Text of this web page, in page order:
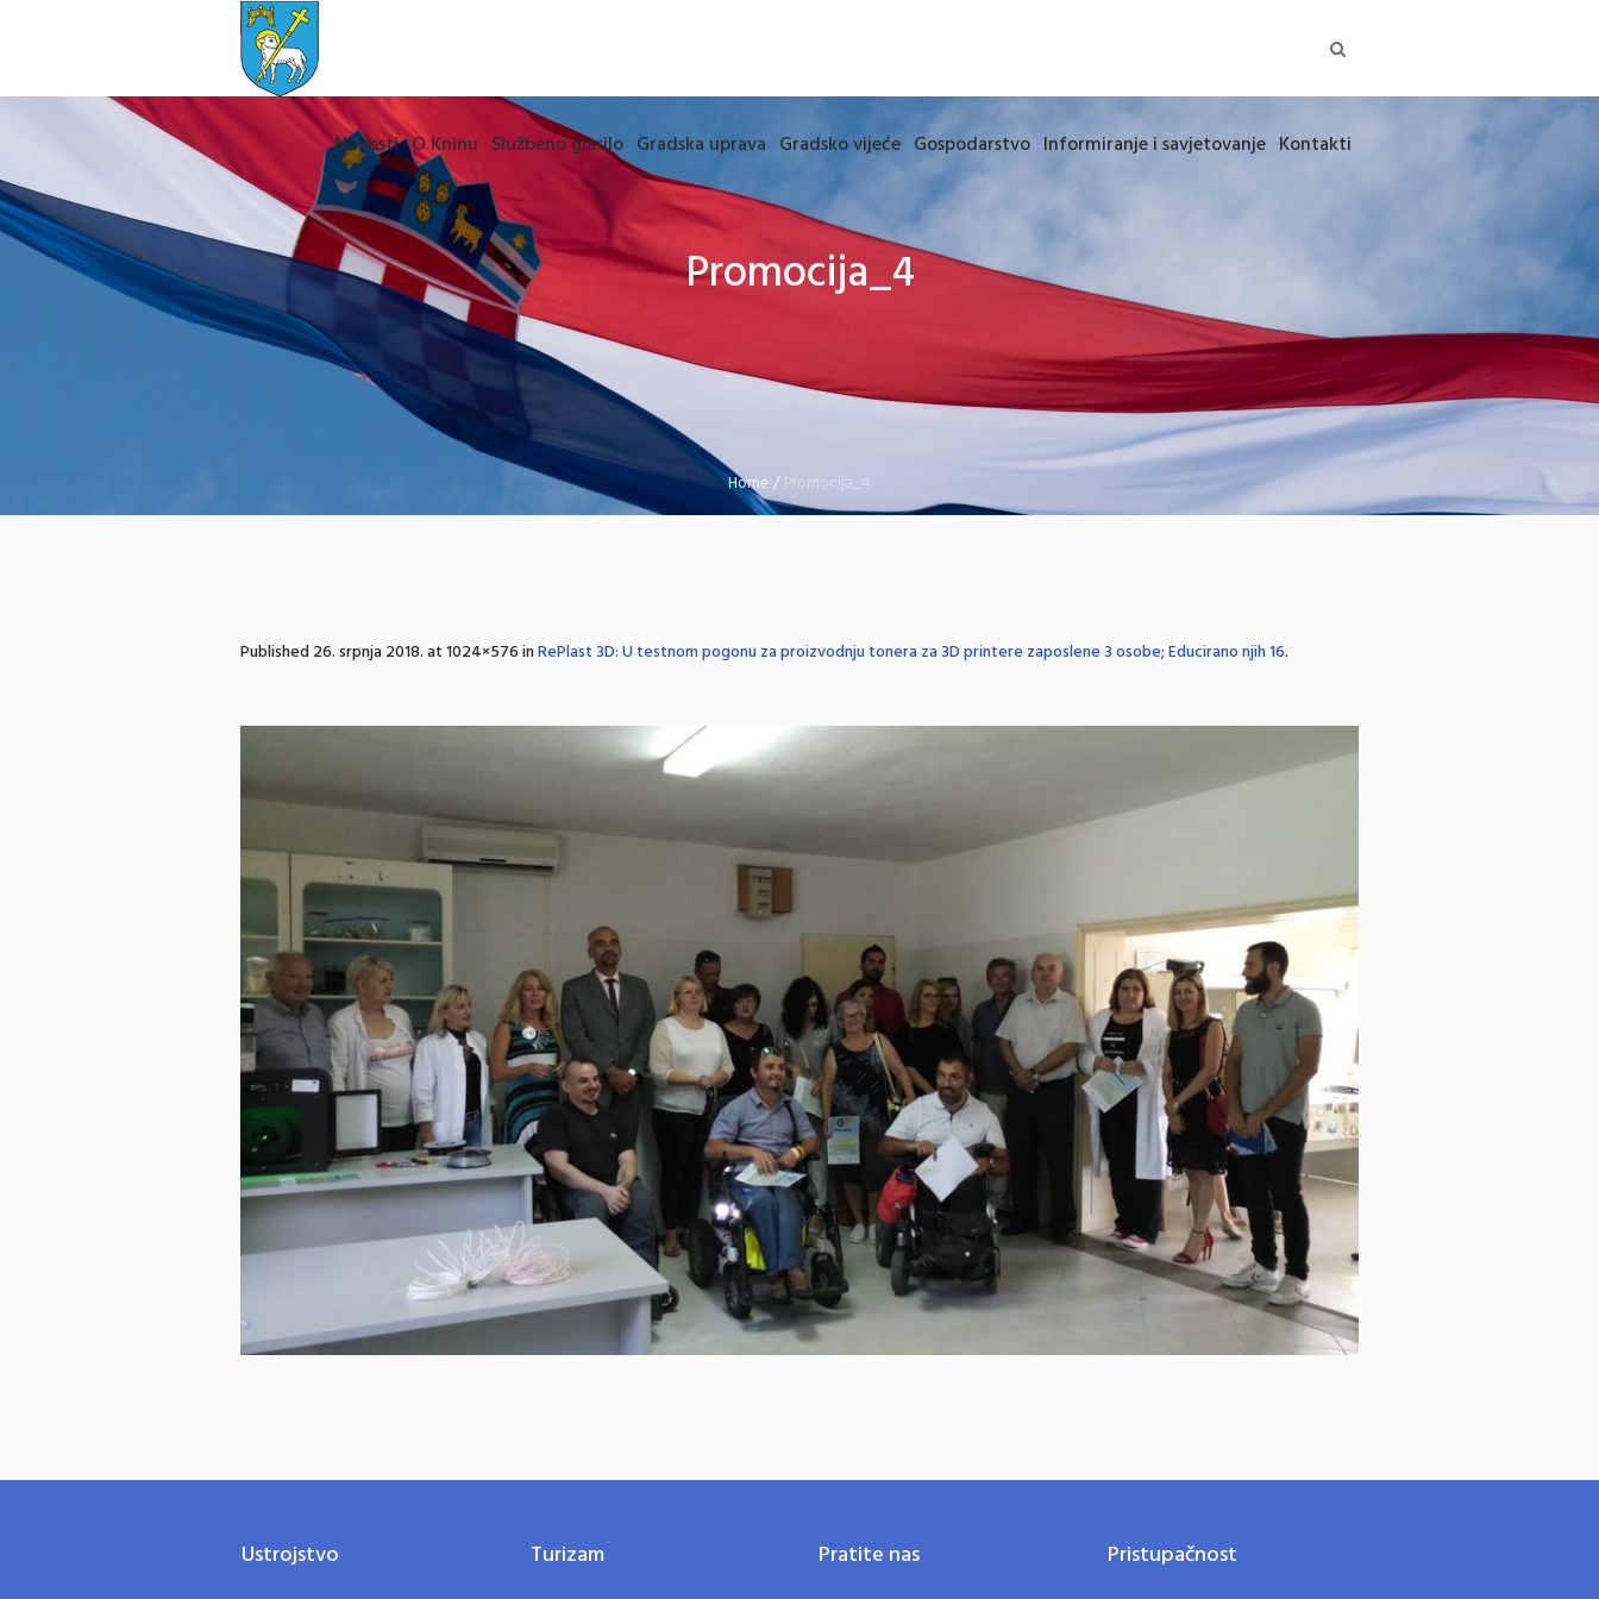
Novosti O Kninu Službeno glasilo Gradska uprava Gradsko vijeće Gospodarstvo Informiranje i savjetovanje Kontakti
Promocija_4
Home /Promocija_4
Published26. srpnja 2018.at 1024×576 inRePlast 3D: U testnom pogonu za proizvodnju tonera za 3D printere zaposlene 3 osobe; Educirano njih 16.
Ustrojstvo Turizam Pratite nas Pristupačnost